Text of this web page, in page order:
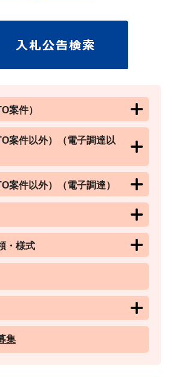
案件）
案件以外）（電子調達以
案件以外）（電子調達）
・様式
集